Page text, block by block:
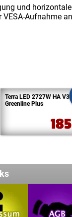
und
Aufnahme
Terra LED 2727W HA V3
Greenline Plus